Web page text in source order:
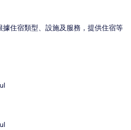
據住宿類型、設施及服務，提供住宿等